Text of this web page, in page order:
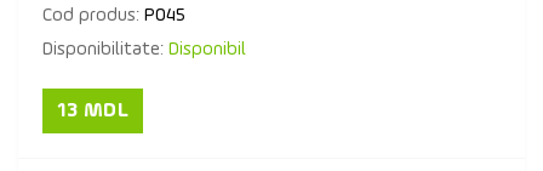
Cod produs: P045
Disponibilitate: Disponibil
13 MDL